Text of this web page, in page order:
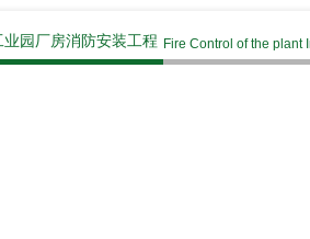
业园厂房消防安装工程 Fire Control of the plant